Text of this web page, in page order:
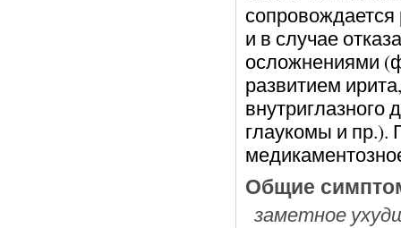
и в случае
осложнениями
развитием
внутриглазного
глаукомы и пр.).
Общие
заметное